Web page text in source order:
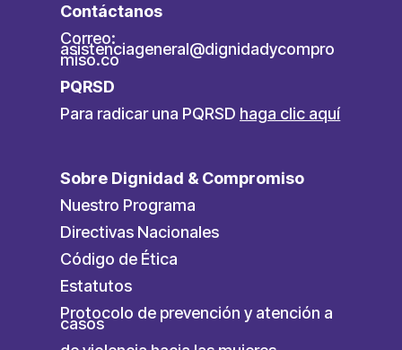
Contáctanos
Correo:
asistenciageneral@dignidadycompro
miso.co
PQRSD
Para radicar una PQRSD haga clic aquí
Sobre Dignidad & Compromiso
Nuestro Programa
Directivas Nacionales
Código de Ética
Estatutos
Protocolo de prevención y atención a
casos